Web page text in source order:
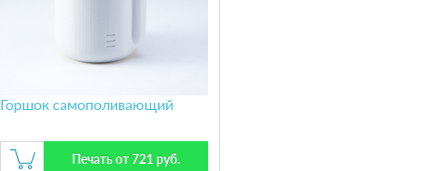
Горшок самополивающий
Печать от 721 руб.